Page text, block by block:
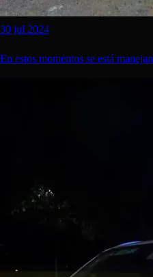
30 jul 2024
En estos momentos se está